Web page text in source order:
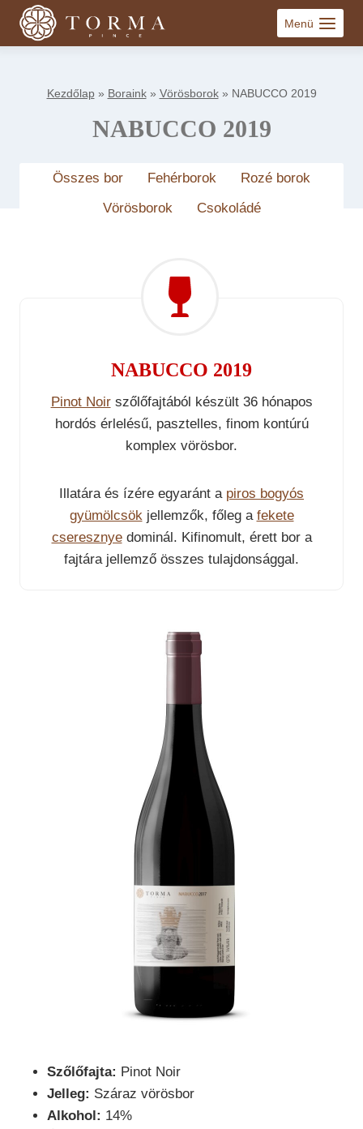
Skip
Menü
Kezdőlap» Boraink» Vörösborok» NABUCCO 2019
NABUCCO 2019
Összes bor Fehérborok
Rozé borok
Vörösborok
Csokoládé
NABUCCO 2019
Pinot Noirszőlőfajtából készült 36 hónapos
hordós érlelésű, pasztelles, finom kontúrú
komplex vörösbor.
Illatára és ízére egyaránt a piros bogyós
gyümölcsökjellemzők, főleg a fekete
cseresznyedominál. Kifinomult, érett bor a
fajtára jellemző összes tulajdonsággal.
Szőlőfajta: Pinot Noir
Jelleg: Száraz vörösbor
Alkohol: 14%